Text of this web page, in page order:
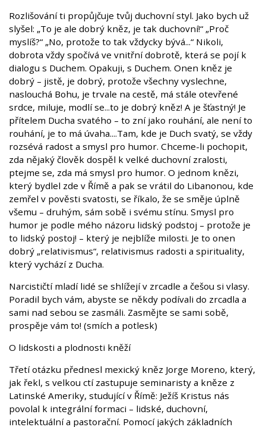
Rozlišování ti propůjčuje tvůj duchovní styl. Jako bych už
slyšel: „To je ale dobrý kněz, je tak duchovní!“ „Proč
myslíš?“ „No, protože to tak vždycky bývá...“ Nikoli,
dobrota vždy spočívá ve vnitřní dobrotě, která se pojí k
dialogu s Duchem. Opakuji, s Duchem. Onen kněz je
dobrý – jistě, je dobrý, protože všechny vyslechne,
naslouchá Bohu, je trvale na cestě, má stále otevřené
srdce, miluje, modlí se...to je dobrý kněz! A je šťastný! Je
přítelem Ducha svatého – to zní jako rouhání, ale není to
rouhání, je to má úvaha....Tam, kde je Duch svatý, se vždy
rozsévá radost a smysl pro humor. Chceme-li pochopit,
zda nějaký člověk dospěl k velké duchovní zralosti,
ptejme se, zda má smysl pro humor. O jednom knězi,
který bydlel zde v Římě a pak se vrátil do Libanonou, kde
zemřel v pověsti svatosti, se říkalo, že se směje úplně
všemu – druhým, sám sobě i svému stínu. Smysl pro
humor je podle mého názoru lidský podstoj – protože je
to lidský postoj! – který je nejblíže milosti. Je to onen
dobrý „relativismus“, relativismus radosti a spirituality,
který vychází z Ducha.
Narcističtí mladí lidé se shlížejí v zrcadle a češou si vlasy.
Poradil bych vám, abyste se někdy podívali do zrcadla a
sami nad sebou se zasmáli. Zasmějte se sami sobě,
prospěje vám to! (smích a potlesk)
O lidskosti a plodnosti kněží
Třetí otázku přednesl mexický kněz Jorge Moreno, který,
jak řekl, s velkou ctí zastupuje seminaristy a kněze z
Latinské Ameriky, studující v Římě: Ježíš Kristus nás
povolal k integrální formaci – lidské, duchovní,
intelektuální a pastorační. Pomocí jakých základních